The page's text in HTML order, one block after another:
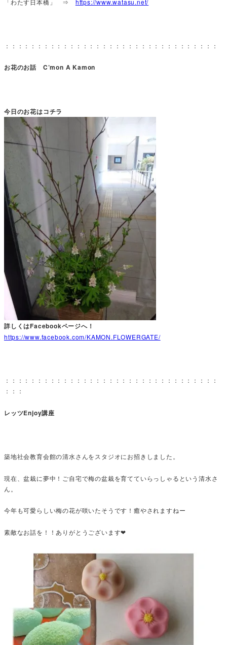
「わたす日本橋」 ⇒ https://www.watasu.net/
：：：：：：：：：：：：：：：：：：：：：：：：：：：：：：：：：
お花のお話 C’mon A Kamon
今日のお花はコチラ
詳しくはFacebookページへ！
https://www.facebook.com/KAMON.FLOWERGATE/
：：：：：：：：：：：：：：：：：：：：：：：：：：：：：：：：：
：：：
レッツEnjoy講座
築地社会教育会館の清水さんをスタジオにお招きしました。
現在、盆栽に夢中！ご自宅で梅の盆栽を育てていらっしゃるという清水さ
ん。
今年も可愛らしい梅の花が咲いたそうです！癒やされますねー
素敵なお話を！！ありがとうございます❤